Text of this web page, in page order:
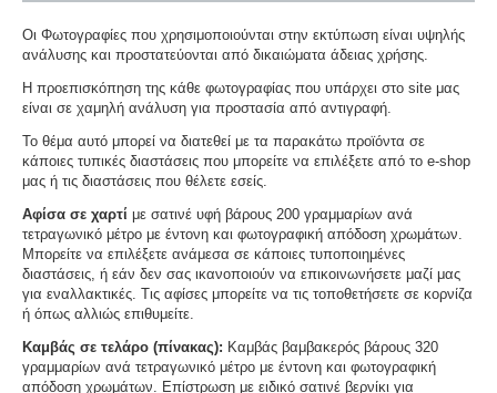
Οι Φωτογραφίες που χρησιμοποιούνται στην εκτύπωση είναι υψηλής
ανάλυσης και προστατεύονται από δικαιώματα άδειας χρήσης.
Η προεπισκόπηση της κάθε φωτογραφίας που υπάρχει στο site μας
είναι σε χαμηλή ανάλυση για προστασία από αντιγραφή.
Το θέμα αυτό μπορεί να διατεθεί με τα παρακάτω προϊόντα σε
κάποιες τυπικές διαστάσεις που μπορείτε να επιλέξετε από το e-shop
μας ή τις διαστάσεις που θέλετε εσείς.
Αφίσα σε χαρτί με σατινέ υφή βάρους 200 γραμμαρίων ανά
τετραγωνικό μέτρο με έντονη και φωτογραφική απόδοση χρωμάτων.
Μπορείτε να επιλέξετε ανάμεσα σε κάποιες τυποποιημένες
διαστάσεις, ή εάν δεν σας ικανοποιούν να επικοινωνήσετε μαζί μας
για εναλλακτικές. Τις αφίσες μπορείτε να τις τοποθετήσετε σε κορνίζα
ή όπως αλλιώς επιθυμείτε.
Καμβάς σε τελάρο (πίνακας): Καμβάς βαμβακερός βάρους 320
γραμμαρίων ανά τετραγωνικό μέτρο με έντονη και φωτογραφική
απόδοση χρωμάτων. Επίστρωση με ειδικό σατινέ βερνίκι για